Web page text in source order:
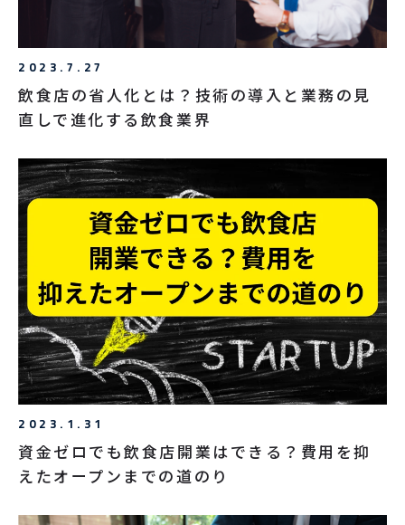
2023.7.27
飲食店の省人化とは？技術の導入と業務の見
直しで進化する飲食業界
2023.1.31
資金ゼロでも飲食店開業はできる？費用を抑
えたオープンまでの道のり